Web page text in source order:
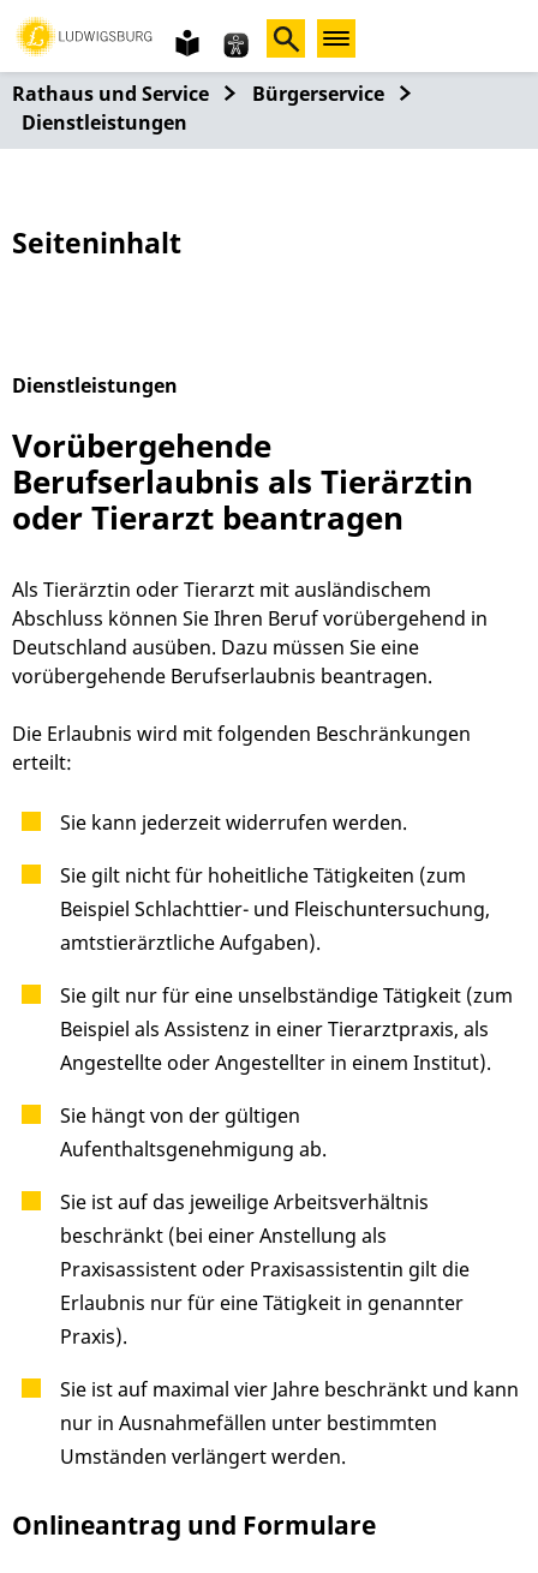
Gebärdensprache
leichte
Sprache
Rathaus und Service
Bürgerservice
Dienstleistungen
Seiteninhalt
Dienstleistungen
Vorübergehende
Berufserlaubnis als Tierärztin
oder Tierarzt beantragen
Als Tierärztin oder Tierarzt mit ausländischem
Abschluss können Sie Ihren Beruf vorübergehend in
Deutschland ausüben. Dazu müssen Sie eine
vorübergehende Berufserlaubnis beantragen.
Die Erlaubnis wird mit folgenden Beschränkungen
erteilt:
Sie kann jederzeit widerrufen werden.
Sie gilt nicht für hoheitliche Tätigkeiten (zum
Beispiel Schlachttier- und Fleischuntersuchung,
amtstierärztliche Aufgaben).
Sie gilt nur für eine unselbständige Tätigkeit (zum
Beispiel als Assistenz in einer Tierarztpraxis, als
Angestellte oder Angestellter in einem Institut).
Sie hängt von der gültigen
Aufenthaltsgenehmigung ab.
Sie ist auf das jeweilige Arbeitsverhältnis
beschränkt (bei einer Anstellung als
Praxisassistent oder Praxisassistentin gilt die
Erlaubnis nur für eine Tätigkeit in genannter
Praxis).
Sie ist auf maximal vier Jahre beschränkt und kann
nur in Ausnahmefällen unter bestimmten
Umständen verlängert werden.
Onlineantrag und Formulare